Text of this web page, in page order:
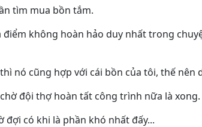
tìm mua bồn tắm.
điểm không hoàn hảo duy nhất trong
nó cũng hợp với cái bồn của tôi, thế
đội thợ hoàn tất công trình nữa là xong.
đợi có khi là phần khó nhất đấy...